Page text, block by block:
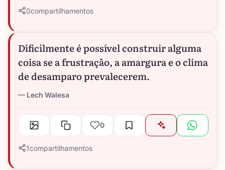
0compartilhamentos
Dificilmente é possível construir alguma
coisa se a frustração, a amargura e o clima
de desamparo prevalecerem.
Lech Walesa
0
1compartilhamentos